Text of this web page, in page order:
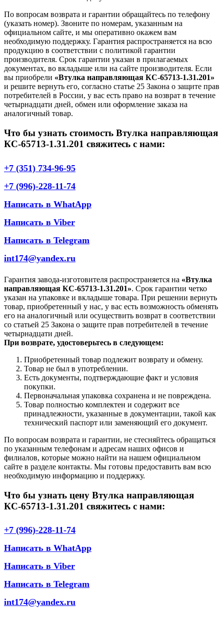
По вопросам возврата и гарантии обращайтесь по телефону
(указать номер). Звоните по номерам, указанным на
официальном сайте, и мы оперативно окажем вам
необходимую поддержку. Гарантия распространяется на всю
продукцию в соответствии с политикой гарантии
производителя. Срок гарантии указан в прилагаемых
документах, во вкладыше или на сайте производителя. Если
вы приобрели «Втулка направляющая КС-65713-1.31.201»
и решите вернуть его, согласно статье 25 Закона о защите прав
потребителей в России, у вас есть право на возврат в течение
четырнадцати дней, обмен или оформление заказа на
аналогичный товар.
Что бы узнать стоимость Втулка направляющая
КС-65713-1.31.201 свяжитесь с нами:
+7 (351) 734-96-95
+7 (996)-228-11-74
Написать в WhatApp
Написать в Viber
Написать в Telegram
int174@yandex.ru
Гарантия завода-изготовителя распространяется на «Втулка
направляющая КС-65713-1.31.201». Срок гарантии четко
указан на упаковке и вкладыше товара. При решении вернуть
товар, приобретенный у нас, у вас есть возможность обменять
его на аналогичный или осуществить возврат в соответствии
со статьей 25 Закона о защите прав потребителей в течение
четырнадцати дней.
При возврате, удостоверьтесь в следующем:
Приобретенный товар подлежит возврату и обмену.
Товар не был в употреблении.
Есть документы, подтверждающие факт и условия
покупки.
Первоначальная упаковка сохранена и не повреждена.
Товар полностью комплектен и содержит все
принадлежности, указанные в документации, такой как
технический паспорт или заменяющий его документ.
По вопросам возврата и гарантии, не стесняйтесь обращаться
по указанным телефонам и адресам наших офисов и
филиалов, которые можно найти на нашем официальном
сайте в разделе контакты. Мы готовы предоставить вам всю
необходимую информацию и поддержку.
Что бы узнать цену Втулка направляющая
КС-65713-1.31.201 свяжитесь с нами:
+7 (996)-228-11-74
Написать в WhatApp
Написать в Viber
Написать в Telegram
int174@yandex.ru